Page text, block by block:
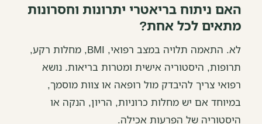
האם ניתוח בריאטרי יתרונות וחסרונות
מתאים לכל אחת?
לא. התאמה תלויה במצב רפואי, BMI, מחלות רקע,
תרופות, היסטוריה אישית ומטרות בריאות. נושא
רפואי צריך להיבדק מול רופאה או צוות מוסמך,
במיוחד אם יש מחלות כרוניות, הריון, הנקה או
היסטוריה של הפרעות אכילה.